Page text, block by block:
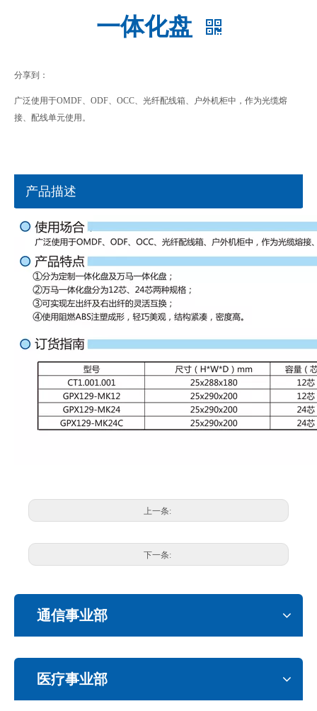
一体化盘
分享到：
广泛使用于OMDF、ODF、OCC、光纤配线箱、户外机柜中，作为光缆熔
接、配线单元使用。
产品描述
上一条:
下一条:
通信事业部
医疗事业部